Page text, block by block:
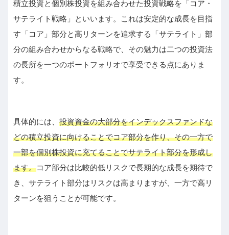
積立投資と個別株投資を組み合わせた投資戦略を「コア・
サテライト戦略」といいます。これは安定的な成長を目指
す「コア」部分と高リターンを追求する「サテライト」部
分の組み合わせからなる戦略で、その魅力は二つの投資法
の長所を一つのポートフォリオで享受できる点にありま
す。
具体的には、 投資資金の大部分をインデックスファンドな
どの積立投資に向けることでコア部分を作り、その一方で
一部を個別株投資に充てることでサテライト部分を形成し
ます。コア部分は比較的低リスクで長期的な成長を期待で
き、サテライト部分はリスクは高まりますが、一方で高リ
ターンを狙うことが可能です。